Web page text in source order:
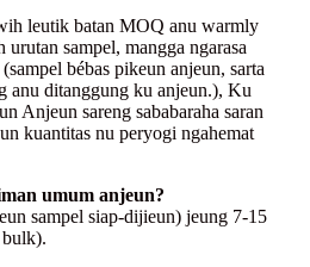
leutik batan MOQ anu warmly
sampel, mangga ngarasa
bébas pikeun anjeun, sarta
anu ditanggung ku anjeun.), Ku
Anjeun sareng sababaraha saran
kuantitas nu peryogi ngahemat
umum anjeun?
sampel siap-dijieun) jeung 7-15
bulk).